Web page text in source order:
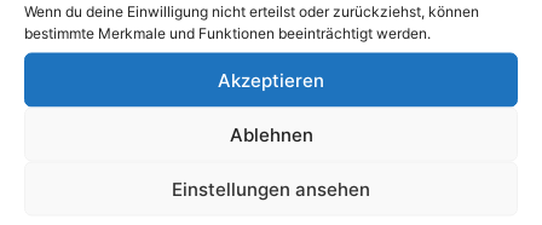
Wenn du deine Einwilligung nicht erteilst oder zurückziehst, können
bestimmte Merkmale und Funktionen beeinträchtigt werden.
Akzeptieren
Ablehnen
Einstellungen ansehen
Wohlrab und Theresa Reuter aus dem Don Bosco Haus
berichten darin über ihre Arbeit.